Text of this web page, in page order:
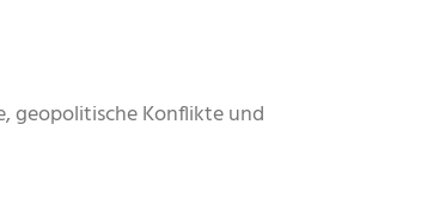
geopolitische Konflikte und